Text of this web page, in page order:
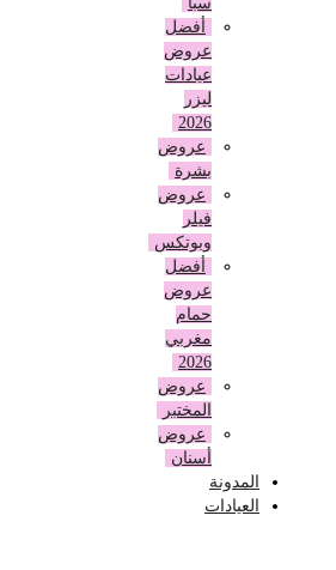
أفضل
عروض
عيادات
عروض
بشرة
عروض
وبوتكس
أفضل
عروض
حمام
مغربي
عروض
المختبر
عروض
أسنان
المدونة
العيادات